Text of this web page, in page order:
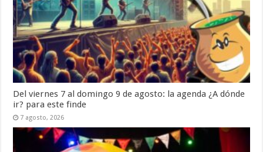
Del viernes 7 al domingo 9 de agosto: la agenda ¿A dónde
ir? para este finde
7 agosto, 2026